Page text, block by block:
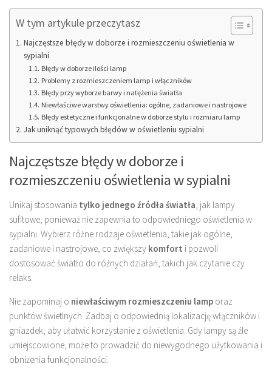
W tym artykule przeczytasz
Najczęstsze błędy w doborze i rozmieszczeniu oświetlenia w
sypialni
Błędy w doborze ilości lamp
Problemy z rozmieszczeniem lamp i włączników
Błędy przy wyborze barwy i natężenia światła
Niewłaściwe warstwy oświetlenia: ogólne, zadaniowe i nastrojowe
Błędy estetyczne i funkcjonalne w doborze stylu i rozmiaru lamp
Jak uniknąć typowych błędów w oświetleniu sypialni
Najczęstsze błędy w doborze i
rozmieszczeniu oświetlenia w sypialni
Unikaj stosowania tylko jednego źródła światła , jak lampy
sufitowe, ponieważ nie zapewnia to odpowiedniego oświetlenia w
sypialni. Wybierz różne rodzaje oświetlenia, takie jak ogólne,
zadaniowe i nastrojowe, co zwiększy komfort i pozwoli
dostosować światło do różnych działań, takich jak czytanie czy
relaks.
Nie zapominaj o niewłaściwym rozmieszczeniu lamp oraz
punktów świetlnych. Zadbaj o odpowiednią lokalizację włączników i
gniazdek, aby ułatwić korzystanie z oświetlenia. Gdy lampy są źle
umiejscowione, może to prowadzić do niewygodnego użytkowania i
obniżenia funkcjonalności.